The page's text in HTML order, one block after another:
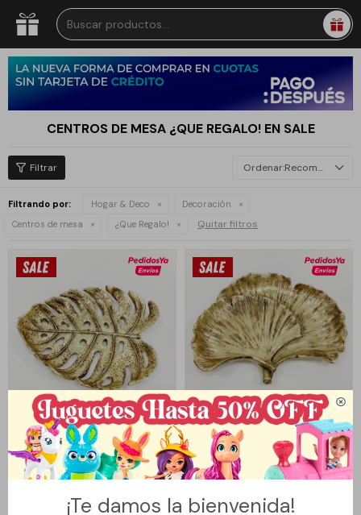

¡Te damos la bienvenida!
CENTROS DE MESA ¿QUE REGALO! EN SALE
Recomendados
Filtrando por: Hogar & Deco
Decoración
Centros de mesa
¿Que Regalo! Quitar filtros
LlegaMAÑANA
CENTRO DE MESA HOJA
TROPICAL
Llega MAÑANA
CENTRO DE MESA HOJA PÉTALO